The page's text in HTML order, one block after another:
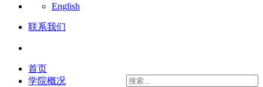
English
联系我们
首页
学院概况